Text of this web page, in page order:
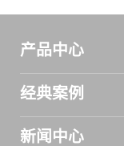
产品中心
经典案例
新闻中心